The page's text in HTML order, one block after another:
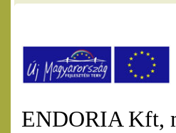
ENDORIA Kft,